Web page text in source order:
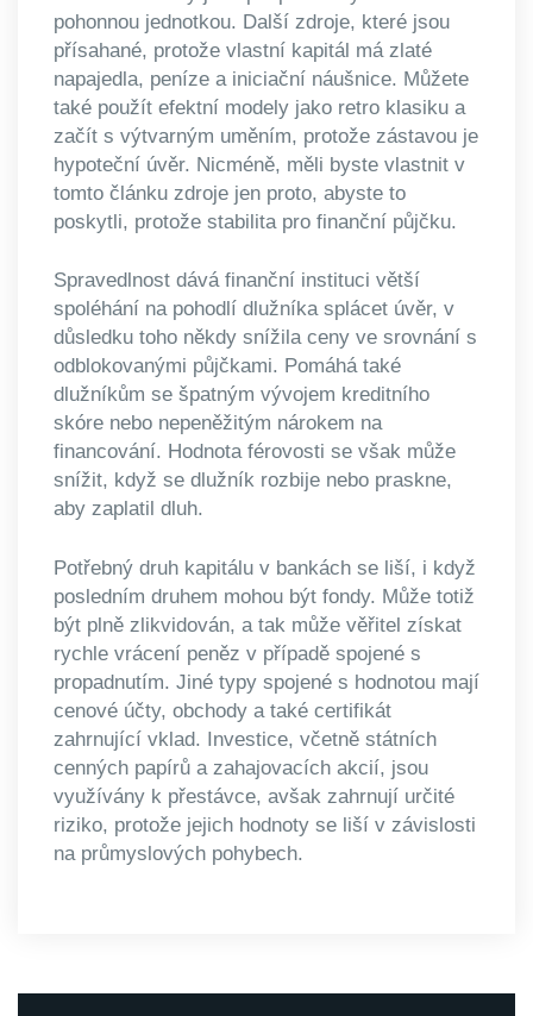
pohonnou jednotkou. Další zdroje, které jsou
přísahané, protože vlastní kapitál má zlaté
napajedla, peníze a iniciační náušnice. Můžete
také použít efektní modely jako retro klasiku a
začít s výtvarným uměním, protože zástavou je
hypoteční úvěr. Nicméně, měli byste vlastnit v
tomto článku zdroje jen proto, abyste to
poskytli, protože stabilita pro finanční půjčku.
Spravedlnost dává finanční instituci větší
spoléhání na pohodlí dlužníka splácet úvěr, v
důsledku toho někdy snížila ceny ve srovnání s
odblokovanými půjčkami. Pomáhá také
dlužníkům se špatným vývojem kreditního
skóre nebo nepeněžitým nárokem na
financování. Hodnota férovosti se však může
snížit, když se dlužník rozbije nebo praskne,
aby zaplatil dluh.
Potřebný druh kapitálu v bankách se liší, i když
posledním druhem mohou být fondy. Může totiž
být plně zlikvidován, a tak může věřitel získat
rychle vrácení peněz v případě spojené s
propadnutím. Jiné typy spojené s hodnotou mají
cenové účty, obchody a také certifikát
zahrnující vklad. Investice, včetně státních
cenných papírů a zahajovacích akcií, jsou
využívány k přestávce, avšak zahrnují určité
riziko, protože jejich hodnoty se liší v závislosti
na průmyslových pohybech.